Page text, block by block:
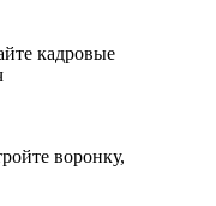
кадровые
воронку,